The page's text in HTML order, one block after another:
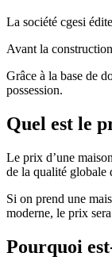
La société cgesi
Avant la
Grâce à la base de
possession.
Quel est le
Le prix d’une
de la qualité globale
Si on prend une
moderne, le prix
Pourquoi